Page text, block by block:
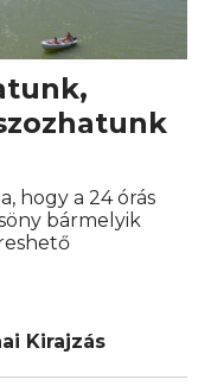
hogy a 24 órás
bármelyik
Kirajzás